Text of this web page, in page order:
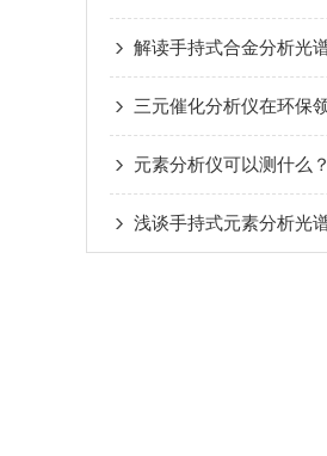
元素分析仪可以测什么？